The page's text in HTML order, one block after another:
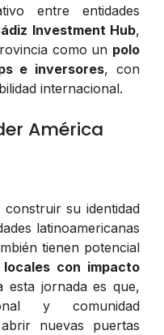
entre entidades
Investment Hub,
como un polo
e inversores, con
internacional.
América
su identidad
latinoamericanas
tienen potencial
con impacto
esta jornada es que,
y comunidad
nuevas puertas